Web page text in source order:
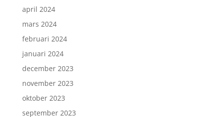
april 2024
mars 2024
februari 2024
januari 2024
december 2023
november 2023
oktober 2023
september 2023